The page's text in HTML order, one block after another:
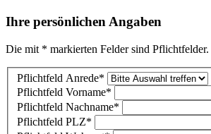
Ihre persönlichen Angaben
Die mit * markierten Felder sind Pflichtfelder.
Pflichtfeld Anrede*
Pflichtfeld Vorname*
Pflichtfeld Nachname*
Pflichtfeld PLZ*